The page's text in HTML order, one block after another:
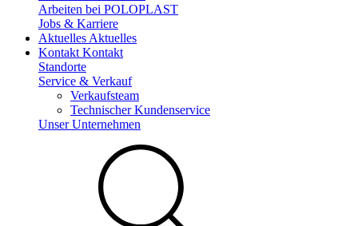
Arbeiten bei POLOPLAST
Jobs & Karriere
Aktuelles Aktuelles
Kontakt Kontakt
Standorte
Service & Verkauf
Verkaufsteam
Technischer Kundenservice
Unser Unternehmen